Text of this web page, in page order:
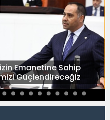
Emanetine Sahip
Güçlendireceğiz